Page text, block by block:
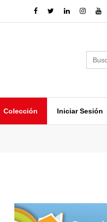
for:
Colección Iniciar Sesión